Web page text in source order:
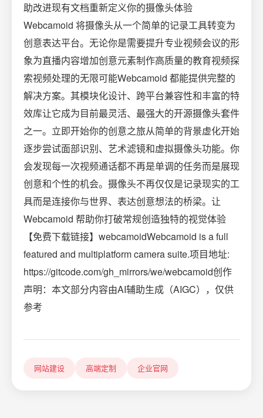
助改进现有文档重新定义你的摄像头体验
Webcamoid 将摄像头从一个简单的记录工具转变为
创意表达平台。无论你是需要提升专业视频会议的形
象为直播内容增加创意元素制作高质量的教育视频探
索视频处理的无限可能Webcamoid 都能提供完整的
解决方案。其模块化设计、跨平台兼容性和丰富的特
效库让它成为目前最灵活、最强大的开源摄像头套件
之一。立即开始你的创意之旅从简单的背景虚化开始
逐步尝试面部识别、艺术滤镜和虚拟摄像头功能。你
会发现每一次视频通话都不再是单调的任务而是展现
创意和个性的机会。摄像头不再仅仅是记录现实的工
具而是连接你与世界、表达创意想法的桥梁。让
Webcamoid 帮助你打破常规创造独特的视觉体验
【免费下载链接】webcamoidWebcamoid is a full
featured and multiplatform camera suite.项目地址:
https://gitcode.com/gh_mirrors/we/webcamoid创作
声明：本文部分内容由AI辅助生成（AIGC），仅供
参考
网站建设 高端定制 企业官网